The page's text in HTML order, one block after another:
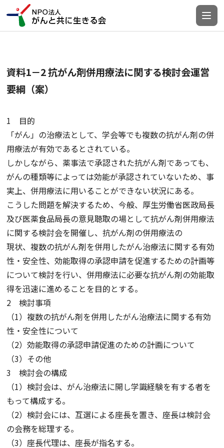
資料1－2 抗がん剤併用療法に関する検討会運営
要綱（案）
1 目的
「がん」の治療法として、学会等でも複数の抗がん剤の併
用療法が有効であるとされている。
しかしながら、薬事法で承認された抗がん剤であっても、
がんの種類等によっては効能が承認されていないため、事
実上、併用療法に用いることができない状況にある。
こうした問題を解決するため、今般、厚生労働省医政局長
及び医薬食品局長の意見聴取の場として抗がん剤併用療法
に関する検討会を開催し、抗がん剤の併用療法の
現状、複数の抗がん剤を併用したがん治療法に関する有効
性・安全性、効能取得の承認申請を促進するための計画等
について検討を行い、併用療法に必要な抗がん剤の効能取
得を迅速に進めることを目的とする。
2 検討事項
（1）複数の抗がん剤を併用したがん治療法に関する有効
性・安全性について
（2）効能取得の承認申請促進のための計画について
（3）その他
3 検討会の構成
（1）検討会は、がん治療法に開し学識経験を有する者を
もって構成する。
（2）検討会には、互選による座長を置き、座長は検討会
の会務を総理する。
（3）座長代理は、座長が指名する。